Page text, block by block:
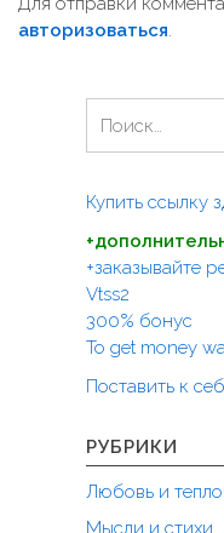
и
г
авторизоваться.
т
:
Купить ссылку
+заказывайте
Vtss2
300% бонус
To get money
Поставить к
РУБРИКИ
Любовь и тепло
Мысли и стихи